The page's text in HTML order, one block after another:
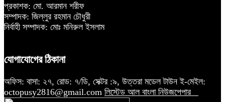
প্রকাশক: মো. আরমান শরীফ
সম্পাদক: জিল্লুর রহমান চৌধুরী
নির্বাহী সম্পাদক: মোঃ মনিরুল ইসলাম
যোগাযোগের ঠিকানা
অফিস: বাসা: ২৭, রোড: ৭/ডি, সেক্টর :৯, উত্তরা মডেল টাউন ই-মেইল:
octopusy2816@gmail.com লিস্টেড আল বাংলা নিউজপেপার